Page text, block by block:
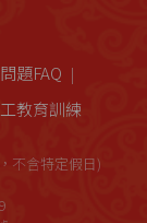
題FAQ
教育訓練
不含特定假日)